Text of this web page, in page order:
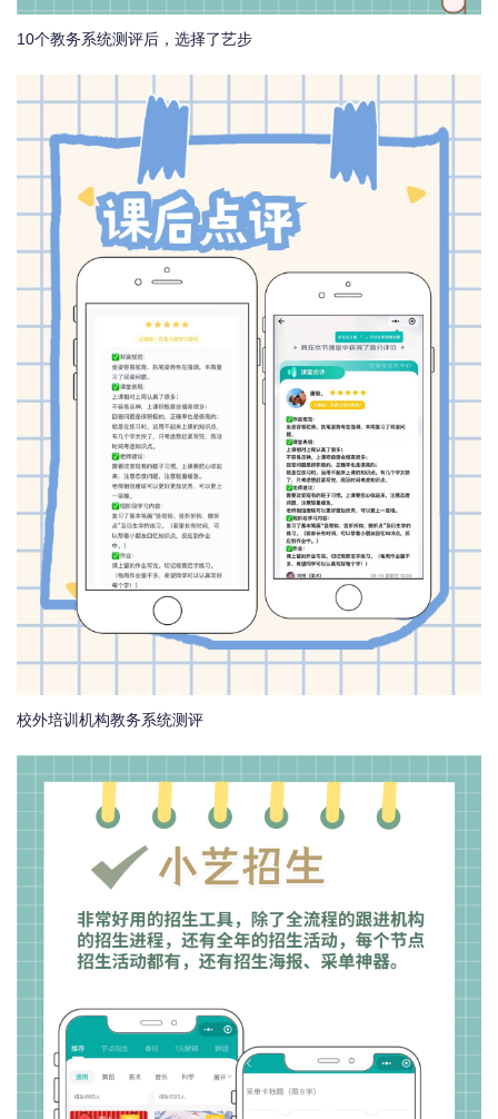
10个教务系统测评后，选择了艺步
校外培训机构教务系统测评